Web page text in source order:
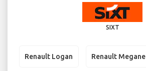
SIXT
Renault Logan Renault Megane